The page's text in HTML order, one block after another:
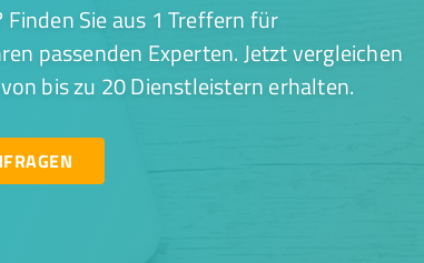
Sie aus 1 Treffern für
passenden Experten. Jetzt vergleichen
bis zu 20 Dienstleistern erhalten.